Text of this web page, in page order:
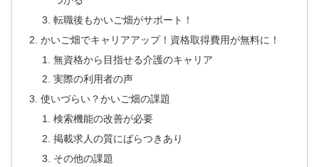
転職後もかいご畑がサポート！
かいご畑でキャリアアップ！資格取得費用が無料に！
無資格から目指せる介護のキャリア
実際の利用者の声
使いづらい？かいご畑の課題
検索機能の改善が必要
掲載求人の質にばらつきあり
その他の課題